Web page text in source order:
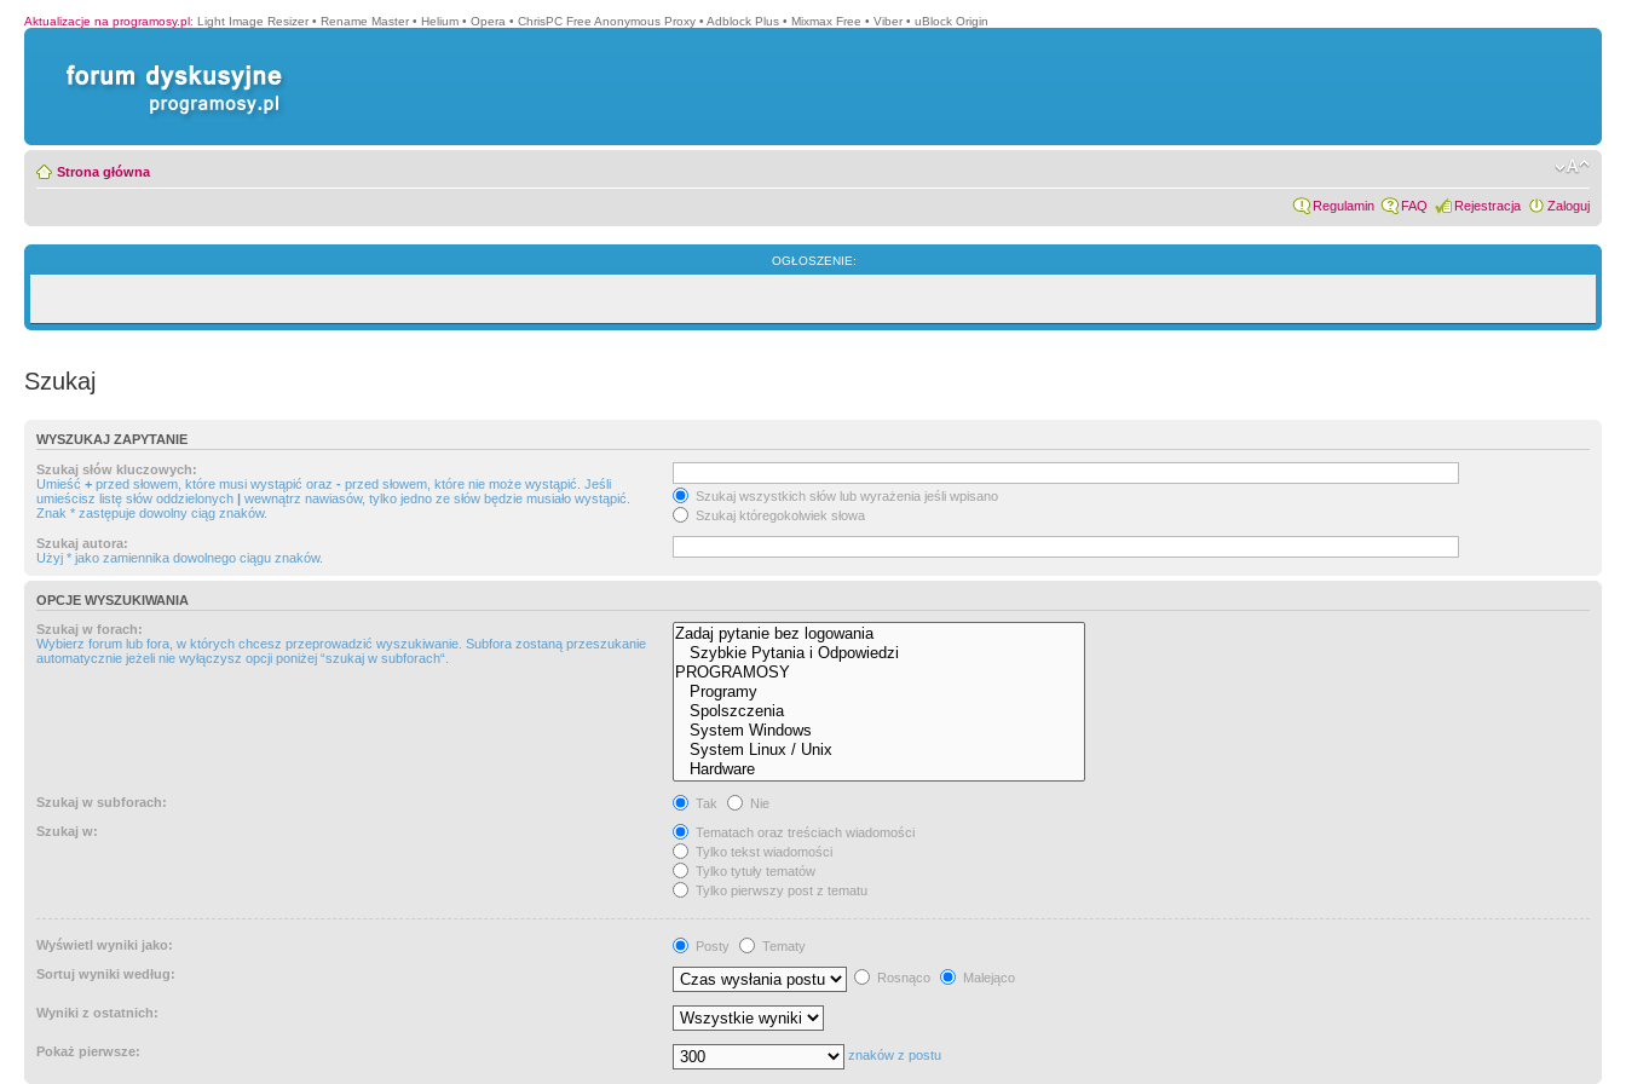
Aktualizacje na programosy.pl: Light Image Resizer • Rename Master • Helium • Opera • ChrisPC Free Anonymous Proxy • Adblock Plus • Mixmax Free • Viber • uBlock Origin
Strona główna
Regulamin FAQ Rejestracja Zaloguj
OGŁOSZENIE:
Szukaj
WYSZUKAJ ZAPYTANIE
Szukaj słów kluczowych:
Umieść + przed słowem, które musi wystąpić oraz - przed słowem, które nie może wystąpić. Jeśli
umieścisz listę słów oddzielonych | wewnątrz nawiasów, tylko jedno ze słów będzie musiało wystąpić.
Znak * zastępuje dowolny ciąg znaków.
Szukaj wszystkich słów lub wyrażenia jeśli wpisano
Szukaj któregokolwiek słowa
Szukaj autora:
Użyj * jako zamiennika dowolnego ciągu znaków.
OPCJE WYSZUKIWANIA
Szukaj w forach:
Wybierz forum lub fora, w których chcesz przeprowadzić wyszukiwanie. Subfora zostaną przeszukanie
automatycznie jeżeli nie wyłączysz opcji poniżej “szukaj w subforach“.
Szukaj w subforach: Tak
Nie
Szukaj w:
Tematach oraz treściach wiadomości
Tylko tekst wiadomości
Tylko tytuły tematów
Tylko pierwszy post z tematu
Wyświetl wyniki jako: Posty
Tematy
Sortuj wyniki według:
Rosnąco Malejąco
Wyniki z ostatnich:
Pokaż pierwsze: znaków z postu